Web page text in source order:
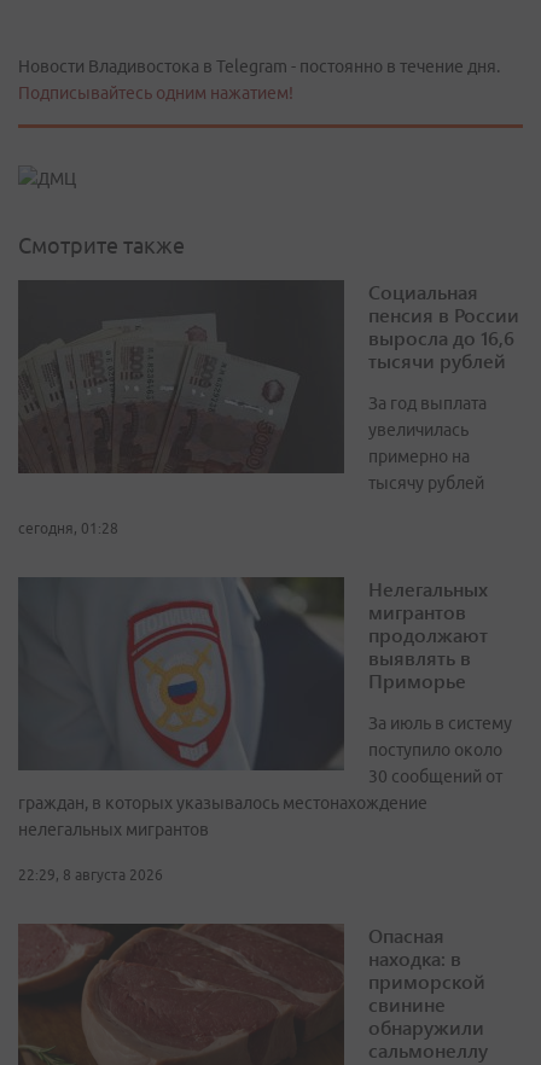
Новости Владивостока в Telegram - постоянно в течение дня.
Подписывайтесь одним нажатием!
Смотрите также
Социальная
пенсия в России
выросла до 16,6
тысячи рублей
За год выплата
увеличилась
примерно на
тысячу рублей
сегодня, 01:28
Нелегальных
мигрантов
продолжают
выявлять в
Приморье
За июль в систему
поступило около
30 сообщений от
граждан, в которых указывалось местонахождение
нелегальных мигрантов
22:29, 8 августа 2026
Опасная
находка: в
приморской
свинине
обнаружили
сальмонеллу